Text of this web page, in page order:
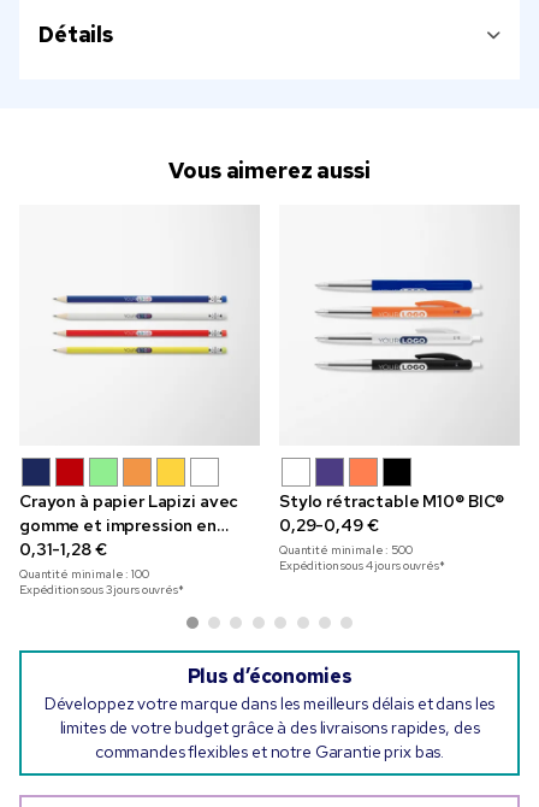
Détails
Vous aimerez aussi
Crayon à papier Lapizi avec
gomme et impression en
couleur
0,31-1,28 €
Quantité minimale :100
Expédition sous 3 jours ouvrés*
Stylo rétractable M10® BIC®
0,29-0,49 €
Quantité minimale : 500
Expédition sous 4 jours ouvrés*
Plus d’économies
Développez votre marque dans les meilleurs délais et dans les
limites de votre budget grâce à des livraisons rapides, des
commandes flexibles et notre Garantie prix bas.